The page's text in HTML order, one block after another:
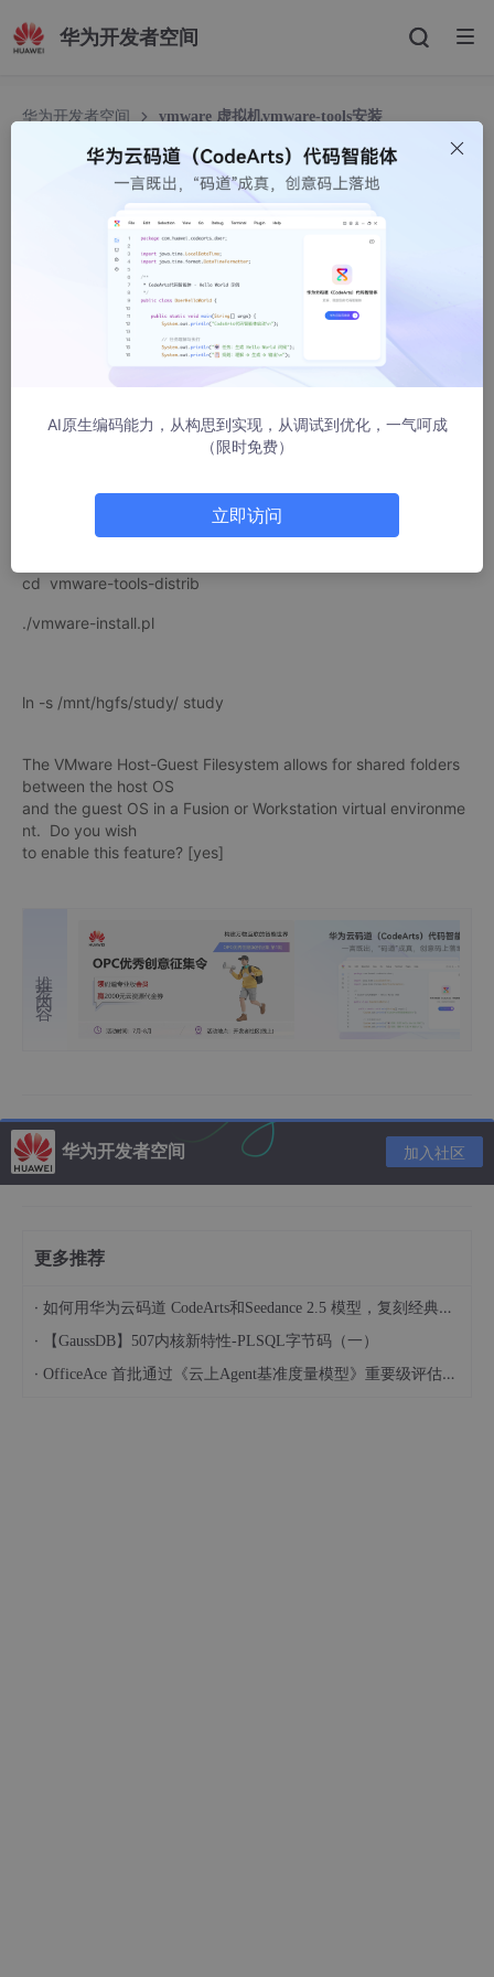
华为开发者空间
华为开发者空间 vmware 虚拟机vmware-tools安装
vmware 虚拟机vmware-tools安装
yxw2014
1192人浏览 · 2015-01-21 22:06:35
root@ubuntu:/mnt# mount -t iso9660 /dev/cdrom /mnt
cp -rf * /tmp
tar -zxvf VMwareTools-9.9.0-2304977.tar.gz
cd vmware-tools-distrib
./vmware-install.pl
ln -s /mnt/hgfs/study/ study
The VMware Host-Guest Filesystem allows for shared folders
between the host OS
and the guest OS in a Fusion or Workstation virtual environme
nt. Do you wish
to enable this feature? [yes]
推荐内容
华为开发者空间 加入社区
更多推荐
· 如何用华为云码道 CodeArts和Seedance 2.5 模型，复刻经典画作名场面
· 【GaussDB】507内核新特性-PLSQL字节码（一）
· OfficeAce 首批通过《云上Agent基准度量模型》重要级评估，定义智能体可信新标杆
AI原生编码能力，从构思到实现，从调试到优化，一气呵成
（限时免费）
立即访问